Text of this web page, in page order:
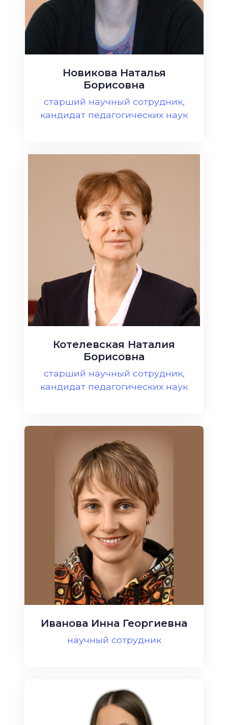
Новикова Наталья
Борисовна
старший научный сотрудник,
кандидат педагогических наук
Котелевская Наталия
Борисовна
старший научный сотрудник,
кандидат педагогических наук
Иванова Инна Георгиевна
научный сотрудник